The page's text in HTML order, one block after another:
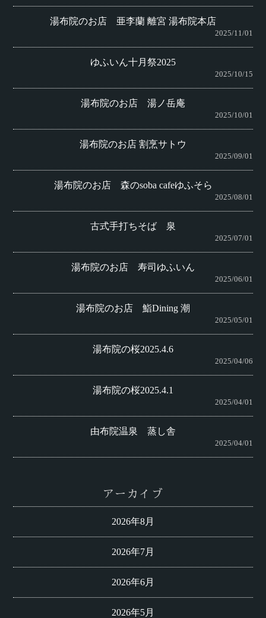
湯布院のお店 亜李蘭 離宮 湯布院本店
2025/11/01
ゆふいん十月祭2025
2025/10/15
湯布院のお店 湯ノ岳庵
2025/10/01
湯布院のお店 割烹サトウ
2025/09/01
湯布院のお店 森のsoba cafeゆふそら
2025/08/01
古式手打ちそば 泉
2025/07/01
湯布院のお店 寿司ゆふいん
2025/06/01
湯布院のお店 鮨Dining 潮
2025/05/01
湯布院の桜2025.4.6
2025/04/06
湯布院の桜2025.4.1
2025/04/01
由布院温泉 蒸し舎
2025/04/01
アーカイブ
2026年8月
2026年7月
2026年6月
2026年5月